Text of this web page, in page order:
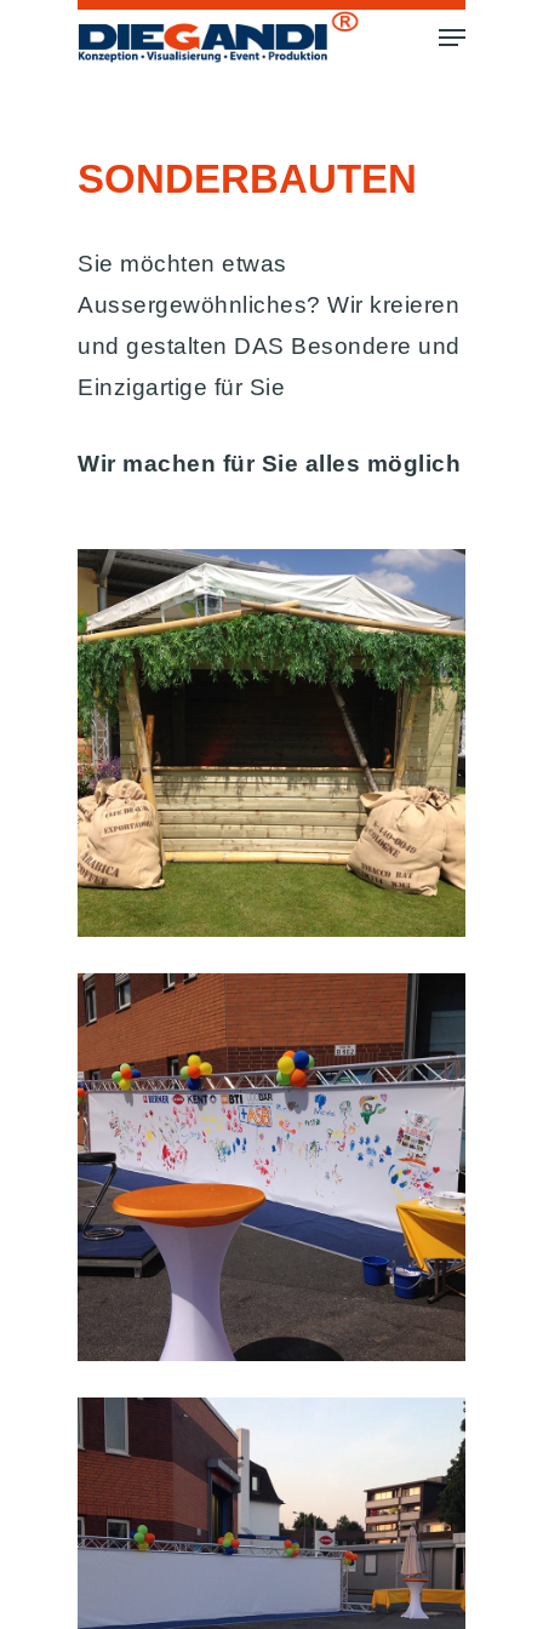
SONDERBAUTEN
Sie möchten etwas
Aussergewöhnliches? Wir kreieren
und gestalten DAS Besondere und
Einzigartige für Sie
Wir machen für Sie alles möglich